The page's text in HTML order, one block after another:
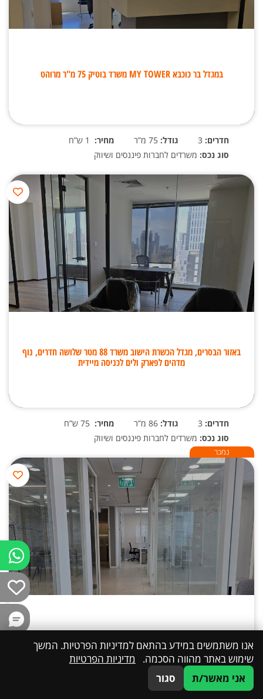
במגדל בר כוכבא MY TOWER משרד בוטיק 75 מ"ר מרוהט
חדרים: גודל: מחיר:
סוג נכס: משרדים לחברות פיננסים ושיווק
באזור הבסרים, מגדל הכשרת הישוב משרד 88 מטר שלושה חדרים, נוף
מדהים לפארק ולים לכניסה מיידית
חדרים: גודל: מחיר:
סוג נכס: משרדים לחברות פיננסים ושיווק
נמכר
מרוהט לכניסה מיידית
054-4500159 דברו איתנו
אנו משתמשים במידע בהתאם למדיניות הפרטיות. המשך
שימוש באתר מהווה הסכמה. מדיניות הפרטיות
אני מאשר/ת
סגור